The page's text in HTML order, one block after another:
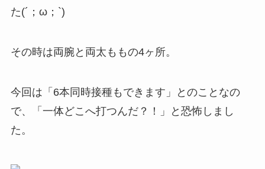
た(´；ω；`)
その時は両腕と両太ももの4ヶ所。
今回は「6本同時接種もできます」とのことなの
で、「一体どこへ打つんだ？！」と恐怖しまし
た。